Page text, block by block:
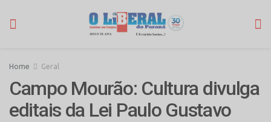
Home Geral
Campo Mourão: Cultura divulga
editais da Lei Paulo Gustavo